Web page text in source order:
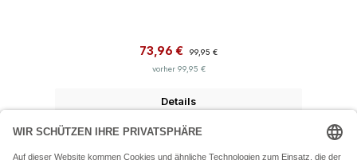
Verkaufspreis:
73,96 €
99,95 €
vorher 99,95 €
Details